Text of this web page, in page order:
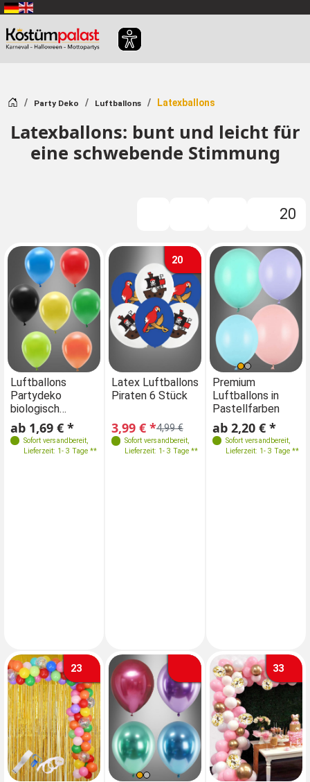
Zum Hauptinhalt springen
Startseite
Party Deko Luftballons Latexballons
Latexballons: bunt und leicht für
eine schwebende Stimmung
20
Luftballons
Partydeko
biologisch
abbaubar
ab 1,69 € *
Sofort versandbereit,
Lieferzeit: 1- 3 Tage **
Farben
Größen
10 Stk. / 26cm
Luftballons
Partydeko
biologisch
abbaubar
ab 1,69 € *
Sofort versandbereit,
Lieferzeit: 1- 3 Tage **
20
Latex Luftballons
Piraten 6 Stück
4,99 €
3,99 € *
Sofort versandbereit,
Lieferzeit: 1- 3 Tage **
Farben
100x12cm
100x27cm
Premium
Luftballons in
Pastellfarben
ab 2,20 € *
Sofort versandbereit,
Lieferzeit: 1- 3 Tage **
23 33